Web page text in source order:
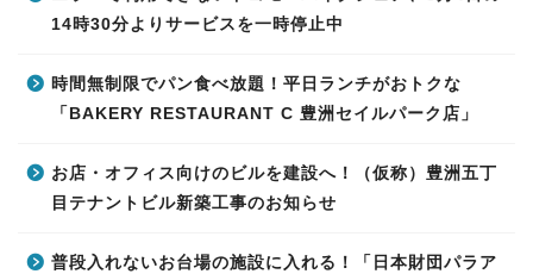
14時30分よりサービスを一時停止中
時間無制限でパン食べ放題！平日ランチがおトクな
「BAKERY RESTAURANT C 豊洲セイルパーク店」
お店・オフィス向けのビルを建設へ！（仮称）豊洲五丁
目テナントビル新築工事のお知らせ
普段入れないお台場の施設に入れる！「日本財団パラア